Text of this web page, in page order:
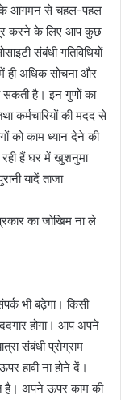
के आगमन से चहल-पहल
करने के लिए आप कुछ
संबंधी गतिविधियों
ही अधिक सोचना और
है। इन गुणों का
कर्मचारियों की मदद से
को काम ध्यान देने की
हैं घर में खुशनुमा
यादें ताजा
का जोखिम ना ले
भी बढ़ेगा। किसी
होगा। आप अपने
संबंधी प्रोग्राम
हावी ना होने दें।
है। अपने ऊपर काम की